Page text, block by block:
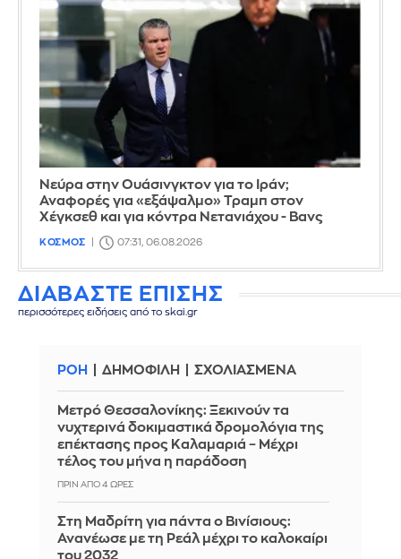
Νεύρα στην Ουάσινγκτον για το Ιράν;
Αναφορές για «εξάψαλμο» Τραμπ στον
Χέγκσεθ και για κόντρα Νετανιάχου - Βανς
ΚΟΣΜΟΣ 07:31, 06.08.2026
ΔΙΑΒΑΣΤΕ ΕΠΙΣΗΣ
περισσότερες ειδήσεις από το skai.gr
ΡΟΗ ΔΗΜΟΦΙΛΗ ΣΧΟΛΙΑΣΜΕΝΑ
Μετρό Θεσσαλονίκης: Ξεκινούν τα
νυχτερινά δοκιμαστικά δρομολόγια της
επέκτασης προς Καλαμαριά – Μέχρι
τέλος του μήνα η παράδοση
ΠΡΙΝ ΑΠΌ 4 ΏΡΕΣ
Στη Μαδρίτη για πάντα ο Βινίσιους:
Ανανέωσε με τη Ρεάλ μέχρι το καλοκαίρι
του 2032